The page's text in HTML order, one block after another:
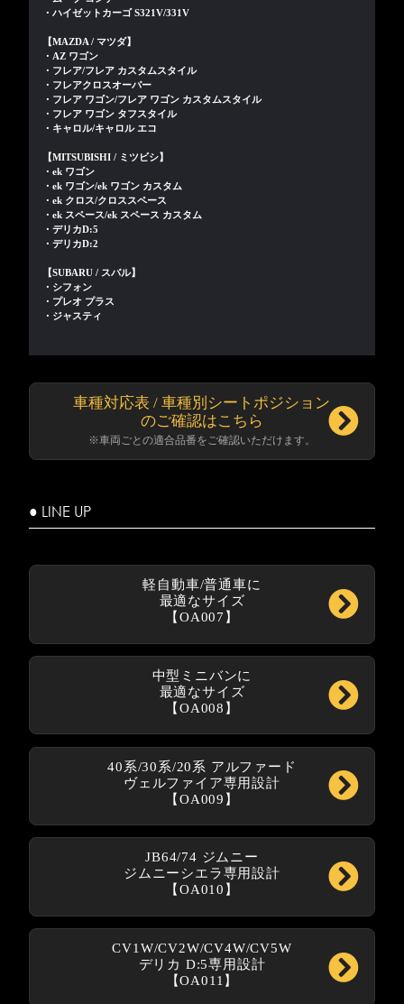
・ハイゼットカーゴ S321V/331V
【MAZDA / マツダ】
・AZ ワゴン
・フレア/フレア カスタムスタイル
・フレアクロスオーバー
・フレア ワゴン/フレア ワゴン カスタムスタイル
・フレア ワゴン タフスタイル
・キャロル/キャロル エコ
【MITSUBISHI / ミツビシ】
・ek ワゴン
・ek ワゴン/ek ワゴン カスタム
・ek クロス/クロススペース
・ek スペース/ek スペース カスタム
・デリカD:5
・デリカD:2
【SUBARU / スバル】
・シフォン
・プレオ プラス
・ジャスティ
車種対応表 / 車種別シートポジション
のご確認はこちら
※車両ごとの適合品番をご確認いただけます。
● LINE UP
軽自動車/普通車に
最適なサイズ
【OA007】
中型ミニバンに
最適なサイズ
【OA008】
40系/30系/20系 アルファード
ヴェルファイア専用設計
【OA009】
JB64/74 ジムニー
ジムニーシエラ専用設計
【OA010】
CV1W/CV2W/CV4W/CV5W
デリカ D:5専用設計
【OA011】